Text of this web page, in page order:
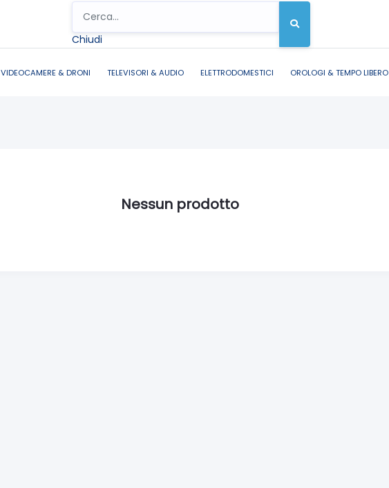
Chiudi
VIDEOCAMERE & DRONI TELEVISORI & AUDIO ELETTRODOMESTICI OROLOGI & TEMPO LIBERO
Nessun prodotto